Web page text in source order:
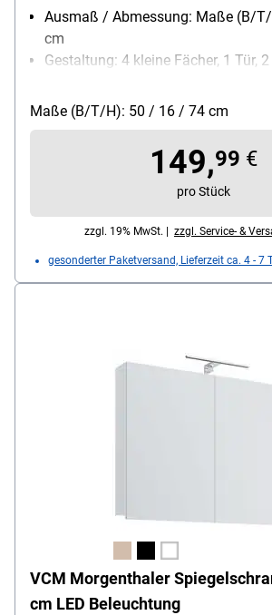
Ausmaß / Abmessung: Maße (B/
cm
Gestaltung: 4 kleine Fächer, 1 Tür,
Beleuchtung (Energieeffizienzklass:
4000 Kelvin, 6 Watt)
Fachböden verstellbar: Ja
Besonderheiten: Mit Schalter und
Maße (B/T/H): 50 / 16 / 74 cm
149,99 €
pro Stück
zzgl. 19% MwSt. | zzgl. Service- &
gesonderter Paketversand, Lieferzeit ca. 4 - 7
VCM Morgenthaler
cm LED Beleuchtung